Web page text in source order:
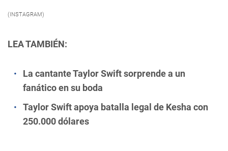
(INSTAGRAM)
LEA TAMBIÉN:
La cantante Taylor Swift sorprende a un
fanático en su boda
Taylor Swift apoya batalla legal de Kesha con
250.000 dólares